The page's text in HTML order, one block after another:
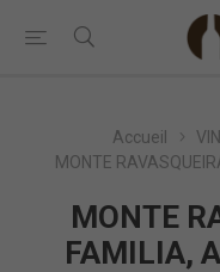
Accueil
MONTE
MONTE
FAMILIA,